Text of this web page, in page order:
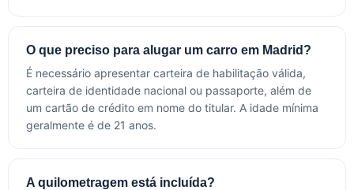
O que preciso para alugar um carro em Madrid?
É necessário apresentar carteira de habilitação válida,
carteira de identidade nacional ou passaporte, além de
um cartão de crédito em nome do titular. A idade mínima
geralmente é de 21 anos.
A quilometragem está incluída?